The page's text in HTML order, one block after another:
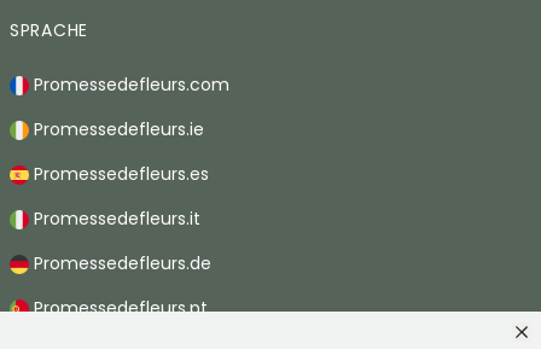
SPRACHE
Promessedefleurs.com
Promessedefleurs.ie
Promessedefleurs.es
Promessedefleurs.it
Promessedefleurs.de
Promessedefleurs.pt